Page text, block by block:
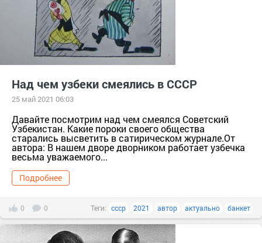
Над чем узбеки смеялись в СССР
25 май 2021 06:03
Давайте посмотрим над чем смеялся Советский
Узбекистан. Какие пороки своего общества
старались высветить в сатирическом журнале.От
автора: В нашем дворе дворником работает узбечка
весьма уважаемого...
Подробнее
0 0 Теги: ссср 2021 автор актуально банкет